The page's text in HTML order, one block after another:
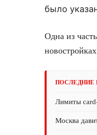
было
Одна из
ПОСЛЕДНИЕ
Лимиты
Москва